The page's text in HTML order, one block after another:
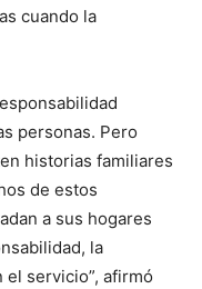
cuando la
personas. Pero
historias familiares
de estos
a sus hogares
la
servicio”, afirmó